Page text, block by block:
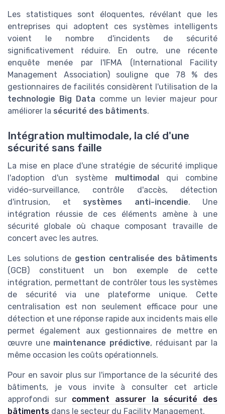
Les statistiques sont éloquentes, révélant que les
entreprises qui adoptent ces systèmes intelligents
voient le nombre d'incidents de sécurité
significativement réduire. En outre, une récente
enquête menée par l'IFMA (International Facility
Management Association) souligne que 78 % des
gestionnaires de facilités considèrent l'utilisation de la
technologie Big Data comme un levier majeur pour
améliorer la sécurité des bâtiments.
Intégration multimodale, la clé d'une
sécurité sans faille
La mise en place d'une stratégie de sécurité implique
l'adoption d'un système multimodalqui combine
vidéo-surveillance, contrôle d'accès, détection
d'intrusion, et systèmes anti-incendie. Une
intégration réussie de ces éléments amène à une
sécurité globale où chaque composant travaille de
concert avec les autres.
Les solutions de gestion centralisée des bâtiments
(GCB) constituent un bon exemple de cette
intégration, permettant de contrôler tous les systèmes
de sécurité via une plateforme unique. Cette
centralisation est non seulement efficace pour une
détection et une réponse rapide aux incidents mais elle
permet également aux gestionnaires de mettre en
œuvre une maintenance prédictive, réduisant par la
même occasion les coûts opérationnels.
Pour en savoir plus sur l'importance de la sécurité des
bâtiments, je vous invite à consulter cet article
approfondi sur comment assurer la sécurité des
bâtiments dans le secteur du Facility Management.